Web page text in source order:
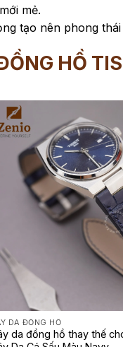
mẻ.
tạo nên phong
HỒ
DA ĐỒNG HỒ
da đồng hồ thay thế